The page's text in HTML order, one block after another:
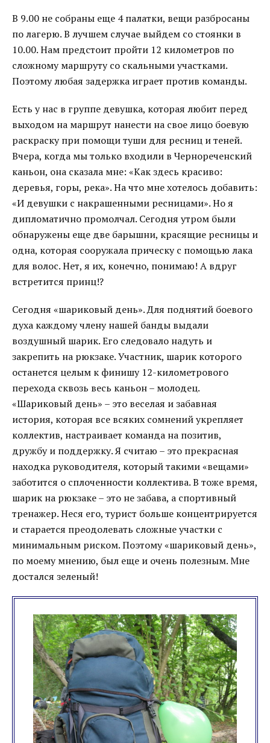
В 9.00 не собраны еще 4 палатки, вещи разбросаны
по лагерю. В лучшем случае выйдем со стоянки в
10.00. Нам предстоит пройти 12 километров по
сложному маршруту со скальными участками.
Поэтому любая задержка играет против команды.
Есть у нас в группе девушка, которая любит перед
выходом на маршрут нанести на свое лицо боевую
раскраску при помощи туши для ресниц и теней.
Вчера, когда мы только входили в Чернореченский
каньон, она сказала мне: «Как здесь красиво:
деревья, горы, река». На что мне хотелось добавить:
«И девушки с накрашенными ресницами». Но я
дипломатично промолчал. Сегодня утром были
обнаружены еще две барышни, красящие ресницы и
одна, которая сооружала прическу с помощью лака
для волос. Нет, я их, конечно, понимаю! А вдруг
встретится принц!?
Сегодня «шариковый день». Для поднятий боевого
духа каждому члену нашей банды выдали
воздушный шарик. Его следовало надуть и
закрепить на рюкзаке. Участник, шарик которого
останется целым к финишу 12-километрового
перехода сквозь весь каньон – молодец.
«Шариковый день» – это веселая и забавная
история, которая все всяких сомнений укрепляет
коллектив, настраивает команда на позитив,
дружбу и поддержку. Я считаю – это прекрасная
находка руководителя, который такими «вещами»
заботится о сплоченности коллектива. В тоже время,
шарик на рюкзаке – это не забава, а спортивный
тренажер. Неся его, турист больше концентрируется
и старается преодолевать сложные участки с
минимальным риском. Поэтому «шариковый день»,
по моему мнению, был еще и очень полезным. Мне
достался зеленый!